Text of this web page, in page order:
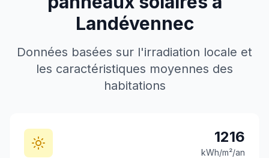
Landévennec
Données basées sur l'irradiation locale et
les caractéristiques moyennes des
habitations
1216
kWh/m²/an